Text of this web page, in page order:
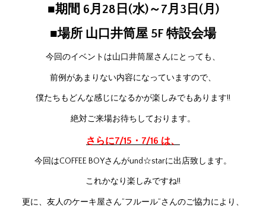
■期間 6月28日(水)～7月3日(月)
■場所 山口井筒屋 5F 特設会場
今回のイベントは山口井筒屋さんにとっても、
前例があまりない内容になっていますので、
僕たちもどんな感じになるかが楽しみでもあります!!
絶対ご来場お待ちしております。
さらに7/15・7/16 は、
今回はCOFFEE BOYさんがund☆starに出店致します。
これかなり楽しみですね!!
更に、友人のケーキ屋さん”フルール”さんのご協力により、